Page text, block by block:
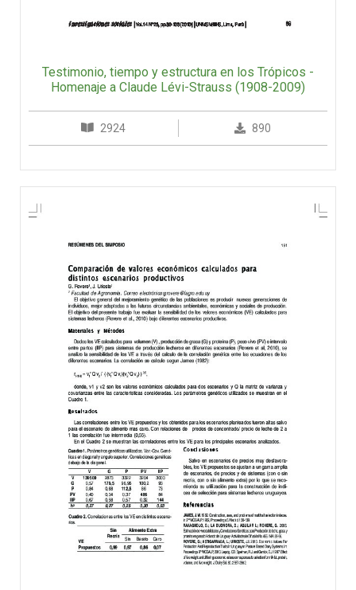
Testimonio, tiempo y estructura en los Trópicos -
Homenaje a Claude Lévi-Strauss (1908-2009)
2924 890